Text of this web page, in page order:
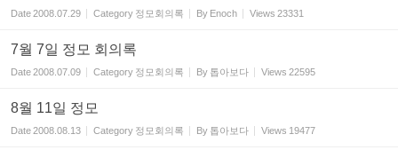
Date2008.07.29 Category 정모회의록 By Enoch Views 23331
7월 7일 정모 회의록
Date2008.07.09 Category 정모회의록 By 톱아보다 Views 22595
8월 11일 정모
Date2008.08.13 Category 정모회의록 By 톱아보다 Views 19477